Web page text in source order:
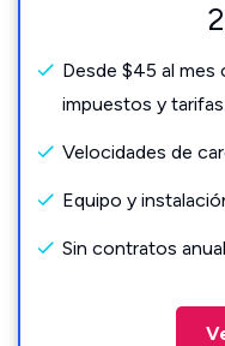
Desde $45 al mes
impuestos y tarifas.
Velocidades de
Equipo y
Sin contratos